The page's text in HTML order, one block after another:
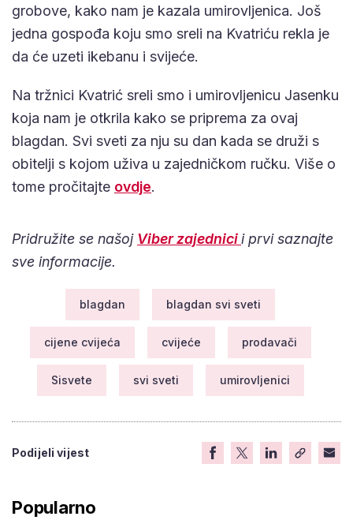
grobove, kako nam je kazala umirovljenica. Još
jedna gospođa koju smo sreli na Kvatriću rekla je
da će uzeti ikebanu i svijeće.
Na tržnici Kvatrić sreli smo i umirovljenicu Jasenku
koja nam je otkrila kako se priprema za ovaj
blagdan. Svi sveti za nju su dan kada se druži s
obitelji s kojom uživa u zajedničkom ručku. Više o
tome pročitajte ovdje.
Pridružite se našoj Viber zajednicii prvi saznajte
sve informacije.
blagdan blagdan svi sveti
cijene cvijeća cvijeće prodavači
Sisvete svi sveti umirovljenici
Podijeli vijest
Popularno